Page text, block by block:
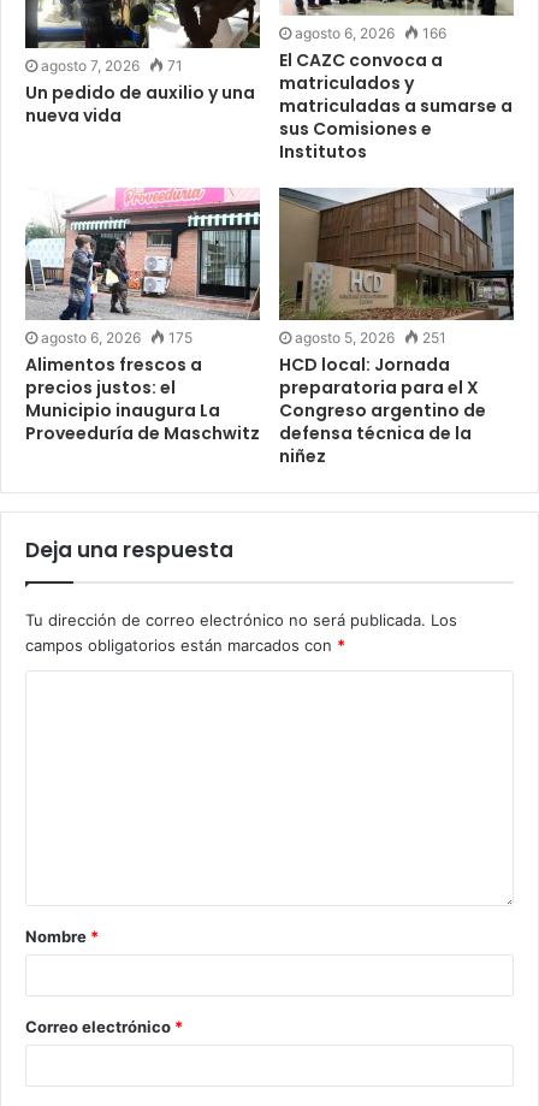
agosto 7, 2026 71
Un pedido de auxilio y una
nueva vida
agosto 6, 2026 166
El CAZC convoca a
matriculados y
matriculadas a sumarse a
sus Comisiones e
Institutos
agosto 6, 2026 175
Alimentos frescos a
precios justos: el
Municipio inaugura La
Proveeduría de Maschwitz
agosto 5, 2026 251
HCD local: Jornada
preparatoria para el X
Congreso argentino de
defensa técnica de la
niñez
Deja una respuesta
Tu dirección de correo electrónico no será publicada. Los
campos obligatorios están marcados con *
Nombre *
Correo electrónico *